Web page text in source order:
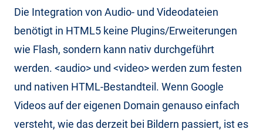
Die Integration von Audio- und Videodateien
benötigt in HTML5 keine Plugins/Erweiterungen
wie Flash, sondern kann nativ durchgeführt
werden. <audio> und <video> werden zum festen
und nativen HTML-Bestandteil. Wenn Google
Videos auf der eigenen Domain genauso einfach
versteht, wie das derzeit bei Bildern passiert, ist es